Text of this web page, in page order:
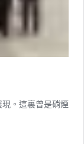
。這裏曾是硝煙